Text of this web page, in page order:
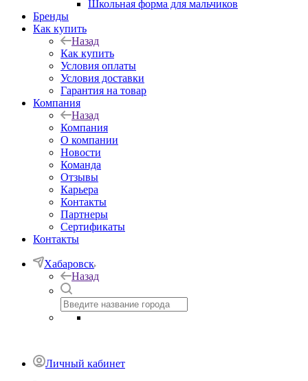
Школьная форма для мальчиков
Бренды
Как купить
Назад
Как купить
Условия оплаты
Условия доставки
Гарантия на товар
Компания
Назад
Компания
О компании
Новости
Команда
Отзывы
Карьера
Контакты
Партнеры
Сертификаты
Контакты
Хабаровск
Назад
Личный кабинет